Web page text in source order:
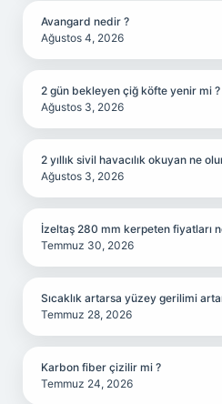
Avangard nedir ?
Ağustos 4, 2026
2 gün bekleyen çiğ köfte yenir mi ?
Ağustos 3, 2026
2 yıllık sivil havacılık okuyan ne
Ağustos 3, 2026
İzeltaş 280 mm kerpeten fiyatları
Temmuz 30, 2026
Sıcaklık artarsa yüzey gerilimi
Temmuz 28, 2026
Karbon fiber çizilir mi ?
Temmuz 24, 2026